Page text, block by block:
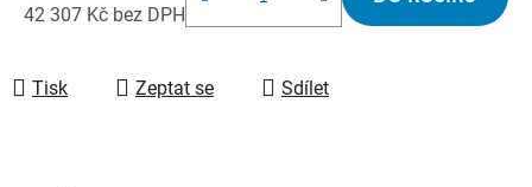
42 307 Kč bez DPH
Tisk Zeptat se Sdílet